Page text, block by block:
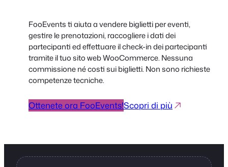
FooEvents ti aiuta a vendere biglietti per eventi,
gestire le prenotazioni, raccogliere i dati dei
partecipanti ed effettuare il check-in dei partecipanti
tramite il tuo sito web WooCommerce. Nessuna
commissione né costi sui biglietti. Non sono richieste
competenze tecniche.
Ottenete ora FooEvents!Scopri di più